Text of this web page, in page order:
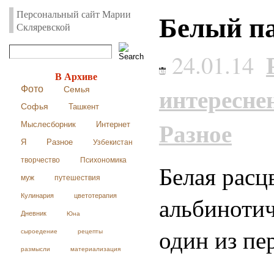
Персональный сайт Марии
Скляревской
В Архиве
Фото Семья
Софья
Ташкент
Мыслесборник
Интернет
Я Разное Узбекистан
творчество Психономика
муж путешествия
Кулинария цветотерапия
Дневник Юна
сыроедение рецепты
размысли материализация
Белый
24.01.14
Разное
Белая
один из